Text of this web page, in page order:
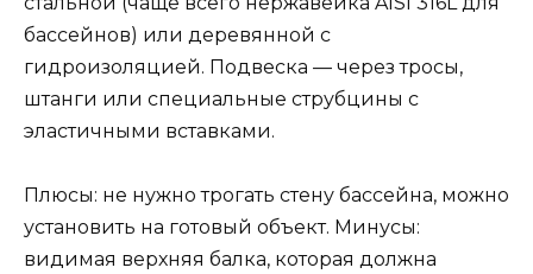
бассейнов) или деревянной с
гидроизоляцией. Подвеска — через тросы,
штанги или специальные струбцины с
эластичными вставками.
Плюсы: не нужно трогать стену бассейна, можно
установить на готовый объект. Минусы:
видимая верхняя балка, которая должна